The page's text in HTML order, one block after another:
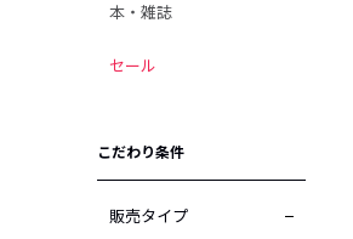
本・雑誌
セール
こだわり条件
販売タイプ